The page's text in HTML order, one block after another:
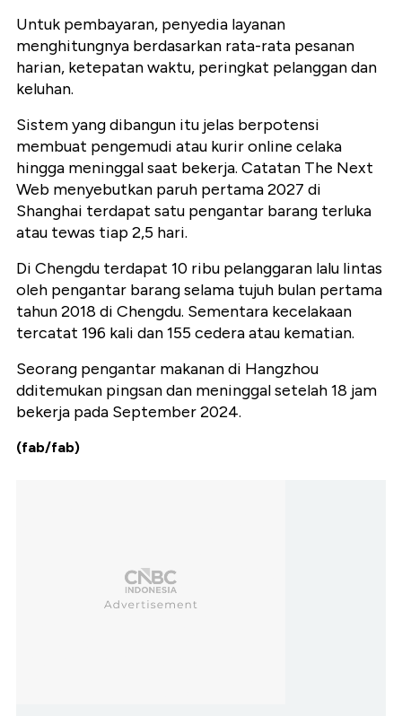
Untuk pembayaran, penyedia layanan
menghitungnya berdasarkan rata-rata pesanan
harian, ketepatan waktu, peringkat pelanggan dan
keluhan.
Sistem yang dibangun itu jelas berpotensi
membuat pengemudi atau kurir online celaka
hingga meninggal saat bekerja. Catatan The Next
Web menyebutkan paruh pertama 2027 di
Shanghai terdapat satu pengantar barang terluka
atau tewas tiap 2,5 hari.
Di Chengdu terdapat 10 ribu pelanggaran lalu lintas
oleh pengantar barang selama tujuh bulan pertama
tahun 2018 di Chengdu. Sementara kecelakaan
tercatat 196 kali dan 155 cedera atau kematian.
Seorang pengantar makanan di Hangzhou
dditemukan pingsan dan meninggal setelah 18 jam
bekerja pada September 2024.
(fab/fab)